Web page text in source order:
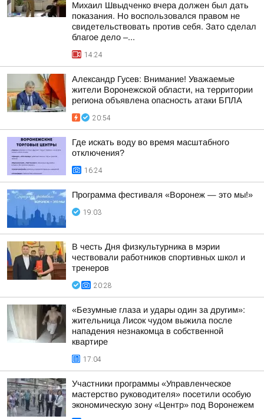
Михаил Швыдченко вчера должен был дать
показания. Но воспользовался правом не
свидетельствовать против себя. Зато сделал
благое дело –...
14:24
Александр Гусев: Внимание! Уважаемые
жители Воронежской области, на территории
региона объявлена опасность атаки БПЛА
20:54
Где искать воду во время масштабного
отключения?
16:24
Программа фестиваля «Воронеж — это мы!»
19:03
В честь Дня физкультурника в мэрии
чествовали работников спортивных школ и
тренеров
20:28
«Безумные глаза и удары один за другим»:
жительница Лисок чудом выжила после
нападения незнакомца в собственной
квартире
17:04
Участники программы «Управленческое
мастерство руководителя» посетили особую
экономическую зону «Центр» под Воронежем